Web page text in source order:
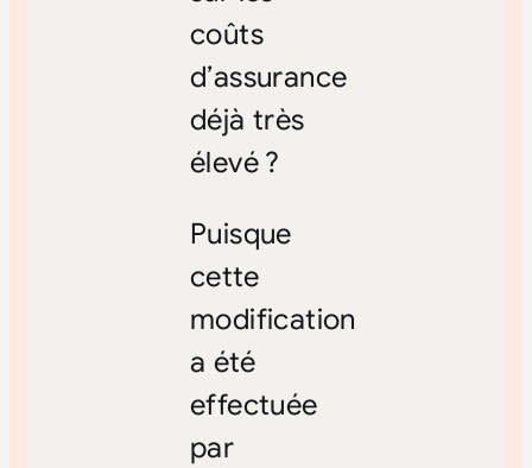
coûts
d’assurance
déjà très
élevé ?
Puisque
cette
modification
a été
effectuée
par